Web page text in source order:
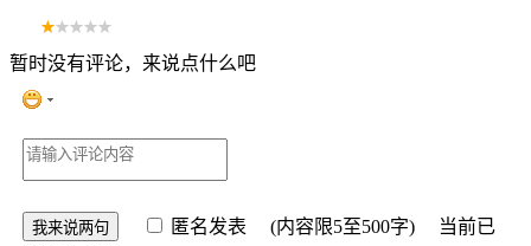
暂时没有评论，来说点什么吧
匿名发表
(内容限5至500字) 当前已